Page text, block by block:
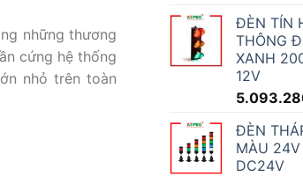
những thương
cứng hệ thống
nhỏ trên toàn
ĐÈN TÍN
THÔNG
XANH
12V
ĐÈN
MÀU
DC24V